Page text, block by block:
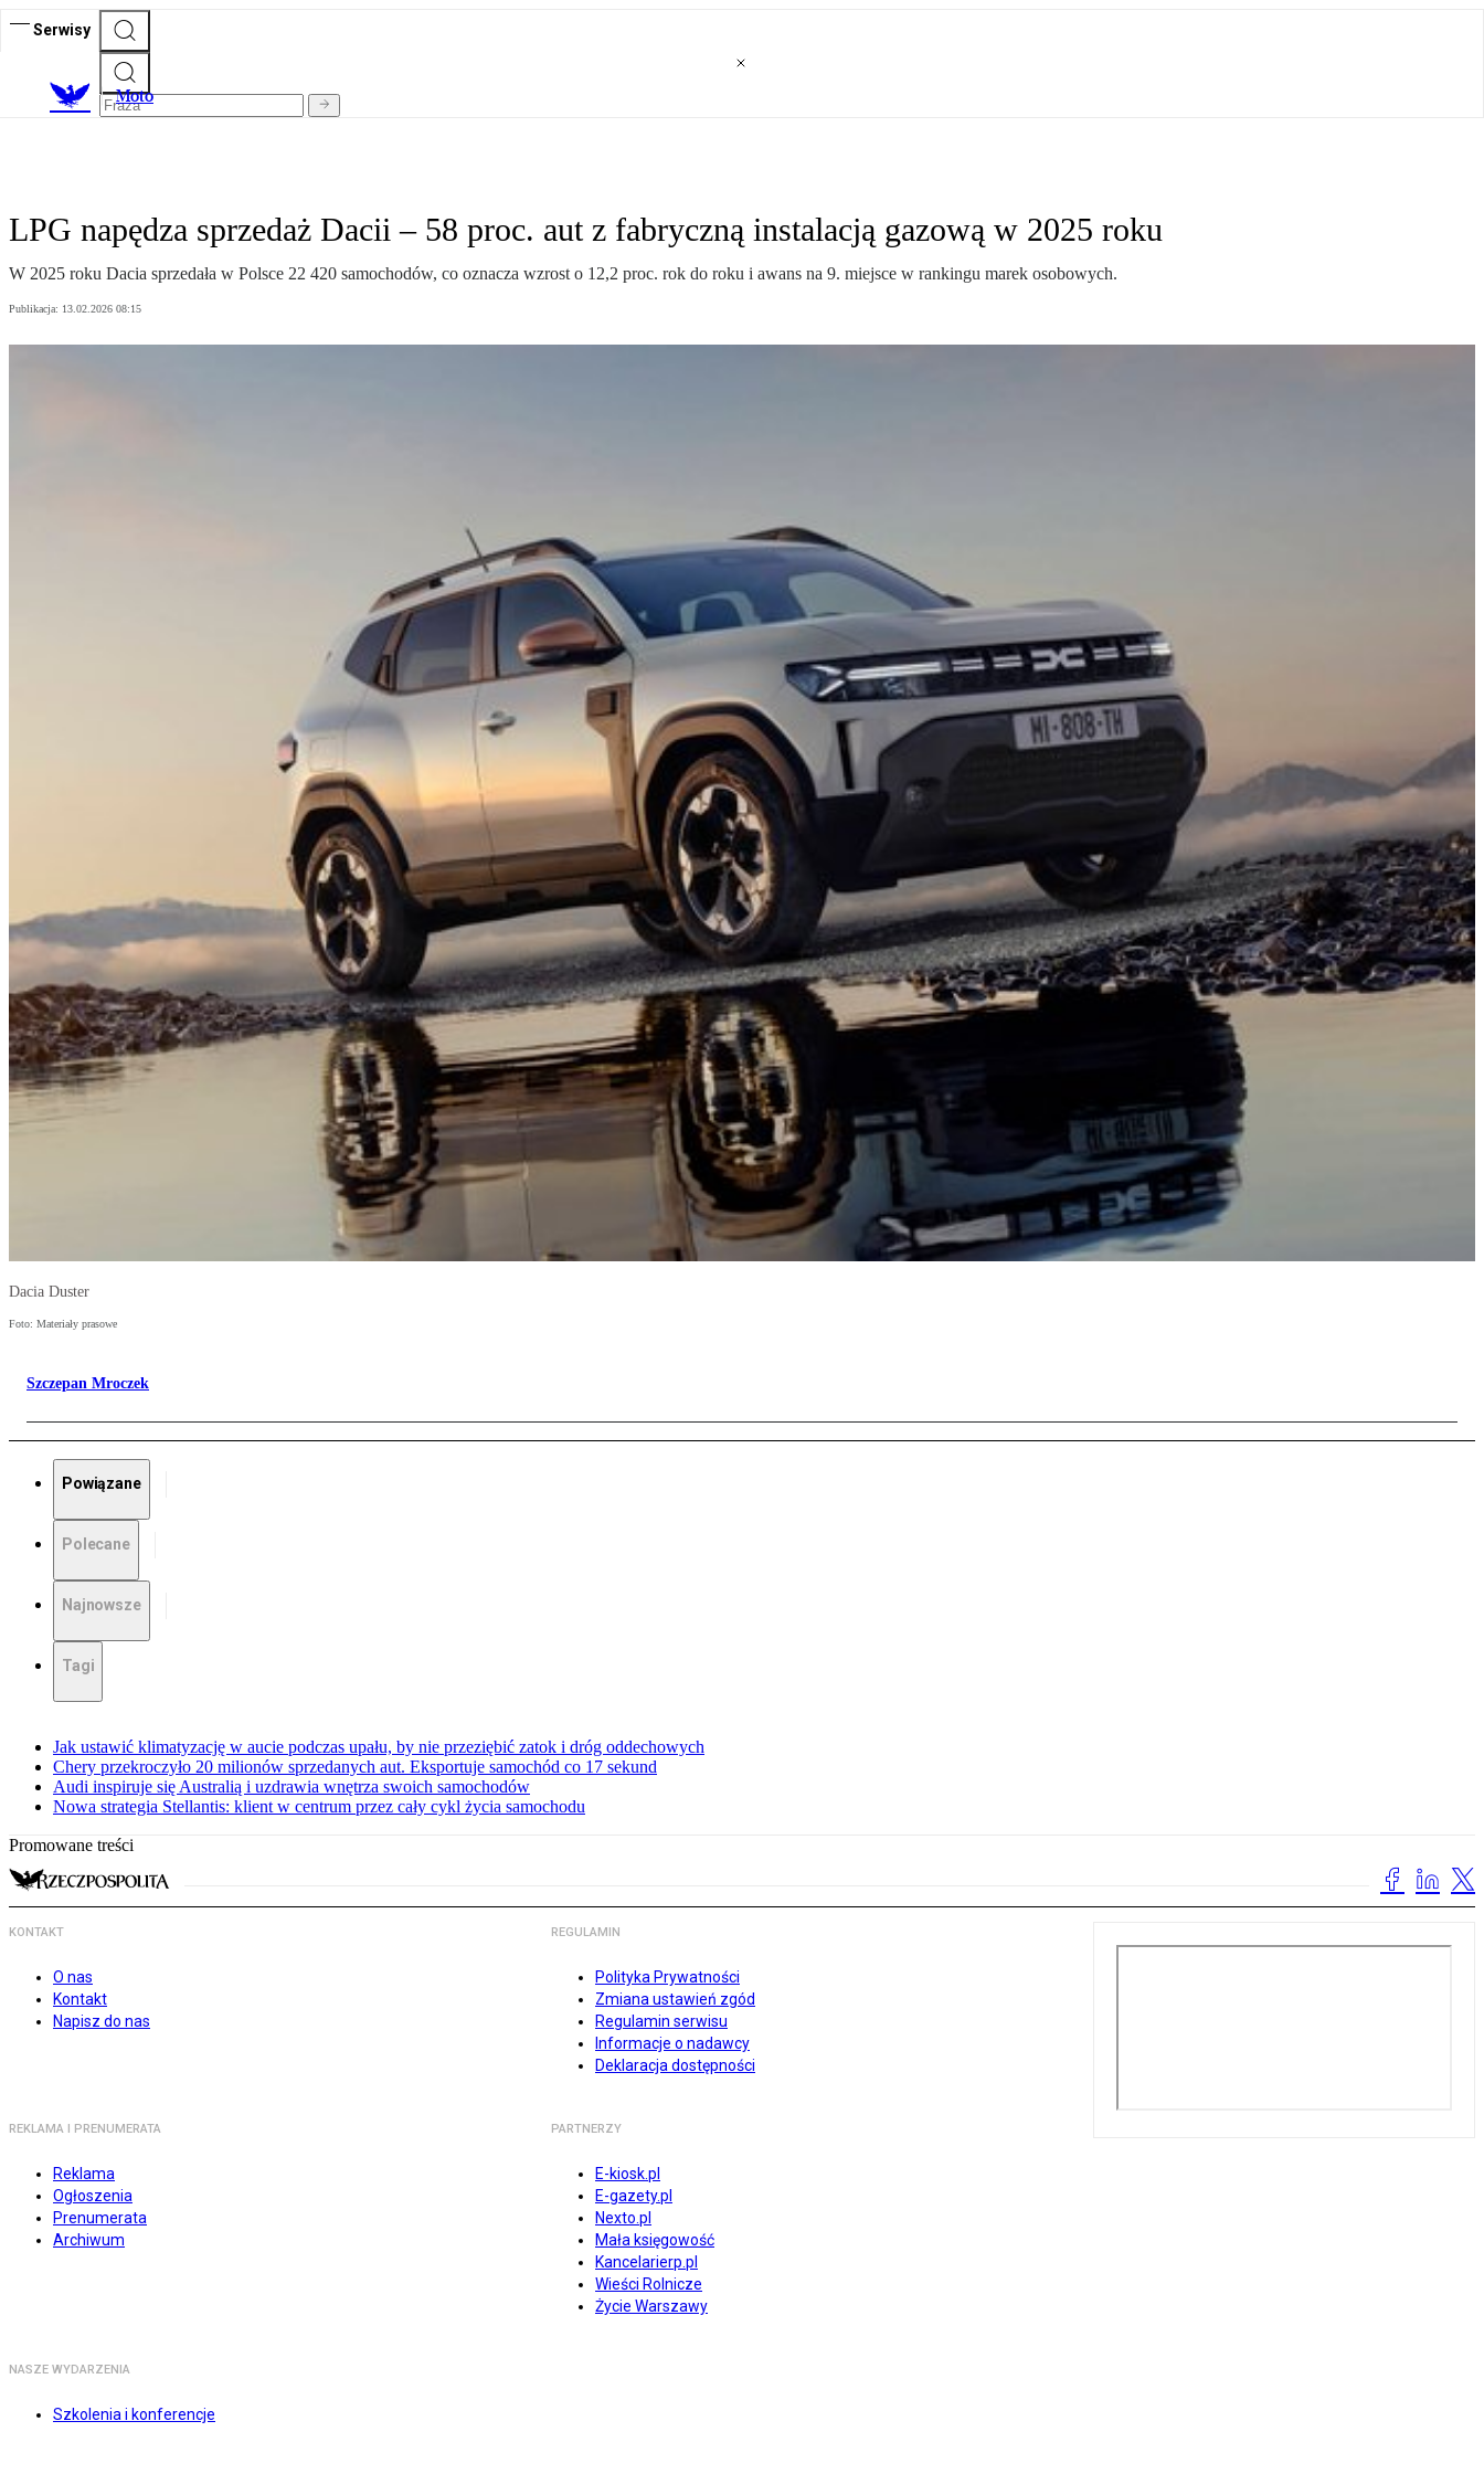
Serwisy
Moto
LPG napędza sprzedaż Dacii – 58 proc. aut z fabryczną instalacją gazową w 2025 roku
W 2025 roku Dacia sprzedała w Polsce 22 420 samochodów, co oznacza wzrost o 12,2 proc. rok do roku i awans na 9. miejsce w rankingu marek osobowych.
Publikacja: 13.02.2026 08:15
Dacia Duster
Foto: Materiały prasowe
Szczepan Mroczek
Powiązane
Polecane
Najnowsze
Tagi
Jak ustawić klimatyzację w aucie podczas upału, by nie przeziębić zatok i dróg oddechowych
Chery przekroczyło 20 milionów sprzedanych aut. Eksportuje samochód co 17 sekund
Audi inspiruje się Australią i uzdrawia wnętrza swoich samochodów
Nowa strategia Stellantis: klient w centrum przez cały cykl życia samochodu
Promowane treści
KONTAKT
O nas
Kontakt
Napisz do nas
REGULAMIN
Polityka Prywatności
Zmiana ustawień zgód
Regulamin serwisu
Informacje o nadawcy
Deklaracja dostępności
REKLAMA I PRENUMERATA
Reklama
Ogłoszenia
Prenumerata
Archiwum
PARTNERZY
E-kiosk.pl
E-gazety.pl
Nexto.pl
Mała księgowość
Kancelarierp.pl
Wieści Rolnicze
Życie Warszawy
NASZE WYDARZENIA
Szkolenia i konferencje